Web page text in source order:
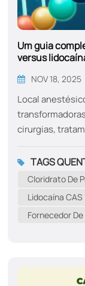
Um guia
versus
NOV 18, 2025
Local
cirurgias,
agentes
pilares na
revolução, e o
dominar a
atualmente.Os
TAGS
Cloridrato De
Lidocaína
Fornecedor